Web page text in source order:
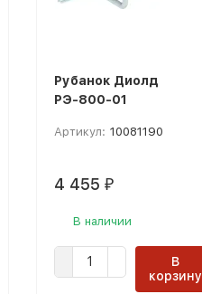
Рубанок Диолд
РЭ-800-01
Артикул: 10081190
4 455 ₽
В наличии
В
корзину